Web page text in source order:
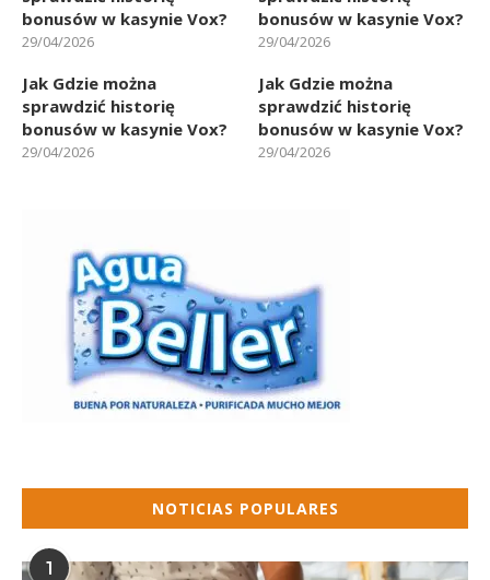
bonusów w kasynie Vox?
29/04/2026
bonusów w kasynie Vox?
29/04/2026
Jak Gdzie można
sprawdzić historię
bonusów w kasynie Vox?
29/04/2026
Jak Gdzie można
sprawdzić historię
bonusów w kasynie Vox?
29/04/2026
NOTICIAS POPULARES
1